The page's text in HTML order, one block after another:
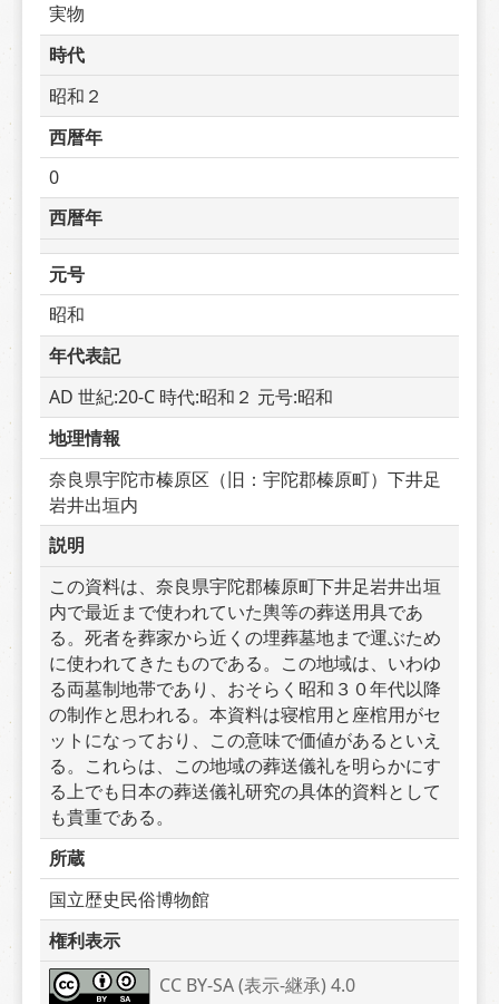
実物
時代
昭和２
西暦年
0
西暦年
元号
昭和
年代表記
AD 世紀:20-C 時代:昭和２ 元号:昭和
地理情報
奈良県宇陀市榛原区（旧：宇陀郡榛原町）下井足
岩井出垣内
説明
この資料は、奈良県宇陀郡榛原町下井足岩井出垣
内で最近まで使われていた輿等の葬送用具であ
る。死者を葬家から近くの埋葬墓地まで運ぶため
に使われてきたものである。この地域は、いわゆ
る両墓制地帯であり、おそらく昭和３０年代以降
の制作と思われる。本資料は寝棺用と座棺用がセ
ットになっており、この意味で価値があるといえ
る。これらは、この地域の葬送儀礼を明らかにす
る上でも日本の葬送儀礼研究の具体的資料として
も貴重である。
所蔵
国立歴史民俗博物館
権利表示
CC BY-SA (表示-継承) 4.0